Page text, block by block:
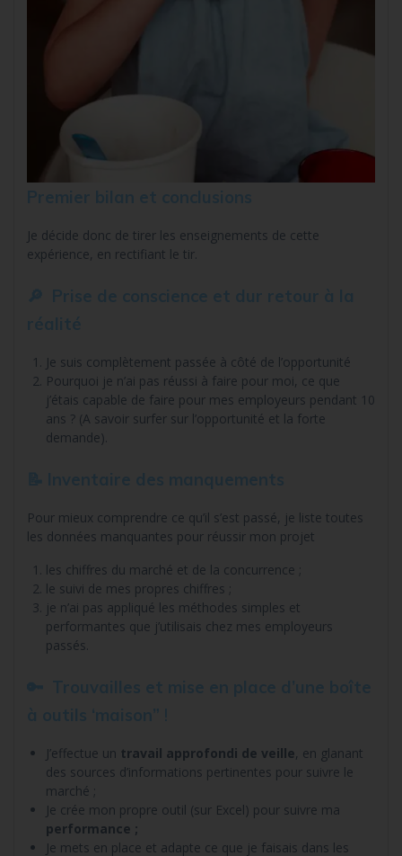
Je décide donc de tirer les enseignements de cette
expérience, en rectifiant le tir.
Je suis complètement passée à côté de l’opportunité
Pourquoi je n’ai pas réussi à faire pour moi, ce que
j’étais capable de faire pour mes employeurs pendant 10
ans ? (A savoir surfer sur l’opportunité et la forte
demande).
Pour mieux comprendre ce qu’il s’est passé, je liste toutes
les données manquantes pour réussir mon projet
les chiffres du marché et de la concurrence ;
le suivi de mes propres chiffres ;
je n’ai pas appliqué les méthodes simples et
performantes que j’utilisais chez mes employeurs
passés.
J’effectue un travail approfondi de veille, en glanant
des sources d’informations pertinentes pour suivre le
marché ;
Je crée mon propre outil (sur Excel) pour suivre ma
performance ;
Je mets en place et adapte ce que je faisais dans les